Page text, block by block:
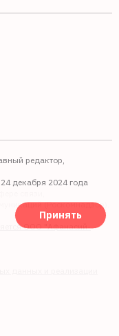
редактор,
декабря 2024 года
связи,
(Роскомнадзор).
ООО "Афанасий-
данных и реализации
Принять